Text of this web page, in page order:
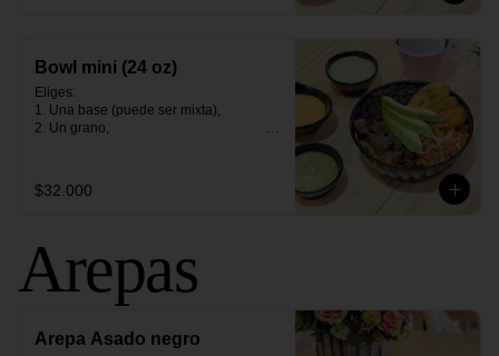
Bowl mini (24 oz)
Eliges:
1. Una base (puede ser mixta),
2. Un grano,
$32.000
Arepas
Arepa Asado negro